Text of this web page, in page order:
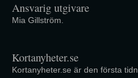
Ansvarig utgivare
Mia Gillström.
Kortanyheter.se
Kortanyheter.se är den första